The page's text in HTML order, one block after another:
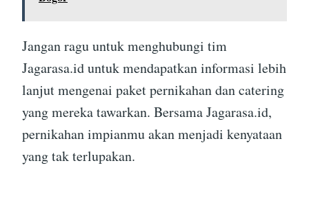
Jangan ragu untuk menghubungi tim
Jagarasa.id untuk mendapatkan informasi lebih
lanjut mengenai paket pernikahan dan catering
yang mereka tawarkan. Bersama Jagarasa.id,
pernikahan impianmu akan menjadi kenyataan
yang tak terlupakan.